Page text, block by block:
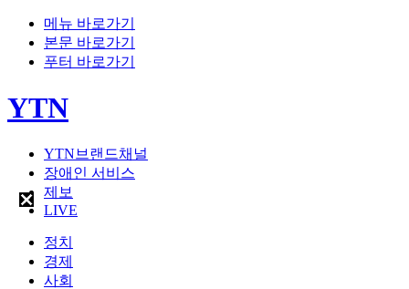
메뉴 바로가기
본문 바로가기
푸터 바로가기
YTN
YTN브랜드채널
장애인 서비스
제보
LIVE
정치
경제
사회